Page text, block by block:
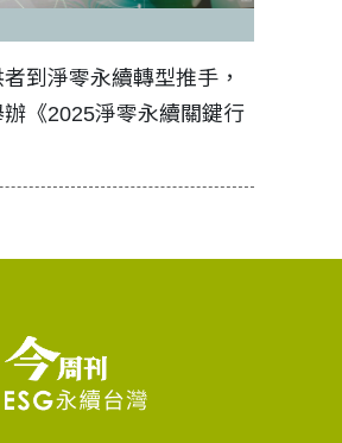
到淨零永續轉型推手，
《2025淨零永續關鍵行